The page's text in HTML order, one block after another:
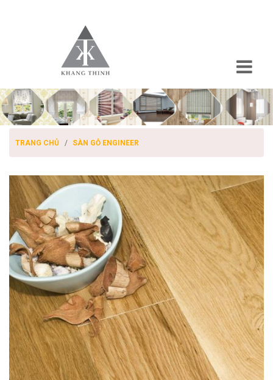
TRANG CHỦ SÀN GỖ ENGINEER